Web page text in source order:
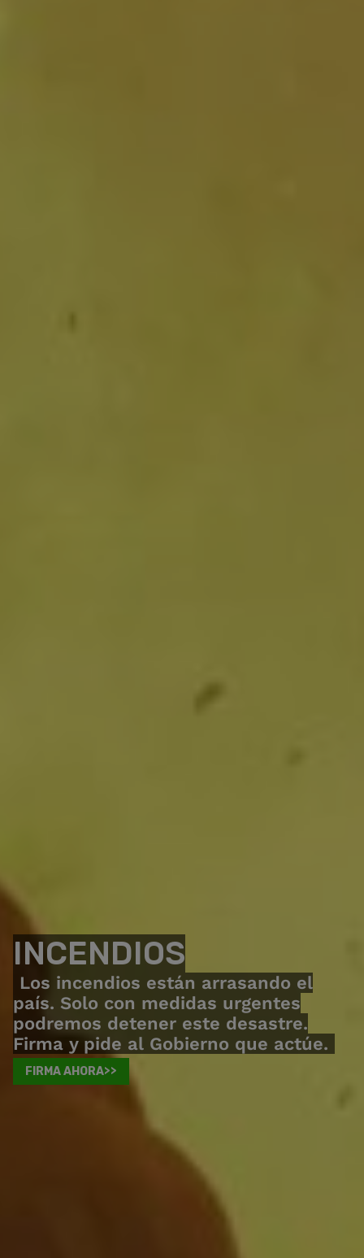
INCENDIOS
Los incendios están arrasando el
país. Solo con medidas urgentes
podremos detener este desastre.
Firma y pide al Gobierno que actúe.
FIRMA AHORA>>